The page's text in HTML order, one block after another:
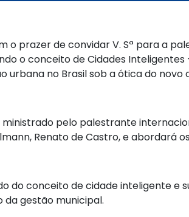
o prazer de convidar V. Sª para a
o conceito de Cidades Inteligentes
urbana no Brasil sob a ótica do novo
pelo palestrante
Renato de Castro, e abordará
do conceito de cidade inteligente e
da gestão municipal.